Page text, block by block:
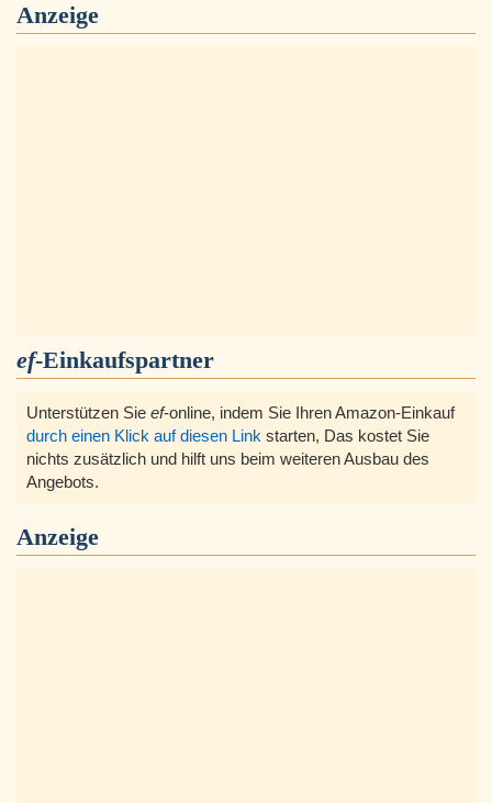
Anzeige
ef-Einkaufspartner
Unterstützen Sie ef-online, indem Sie Ihren Amazon-Einkauf
durch einen Klick auf diesen Link starten, Das kostet Sie
nichts zusätzlich und hilft uns beim weiteren Ausbau des
Angebots.
Anzeige